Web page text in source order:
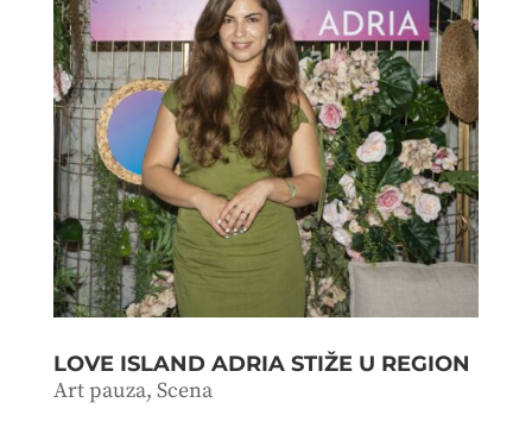
LOVE ISLAND ADRIA STIŽE U REGION
Art pauza, Scena